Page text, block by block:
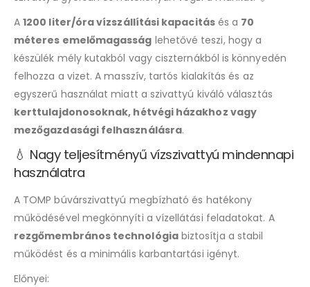
A1200 liter/óra vízszállítási kapacitásés a 70
méteres emelőmagasság lehetővé teszi, hogy a
készülék mély kutakból vagy ciszternákból is könnyedén
felhozza a vizet. A masszív, tartós kialakítás és az
egyszerű használat miatt a szivattyú kiváló választás
kerttulajdonosoknak, hétvégi házakhoz vagy
mezőgazdasági felhasználásra.
💧 Nagy teljesítményű vízszivattyú mindennapi
használatra
A TOMP búvárszivattyú megbízható és hatékony
működésével megkönnyíti a vízellátási feladatokat. A
rezgőmembrános technológiabiztosítja a stabil
működést és a minimális karbantartási igényt.
Előnyei: